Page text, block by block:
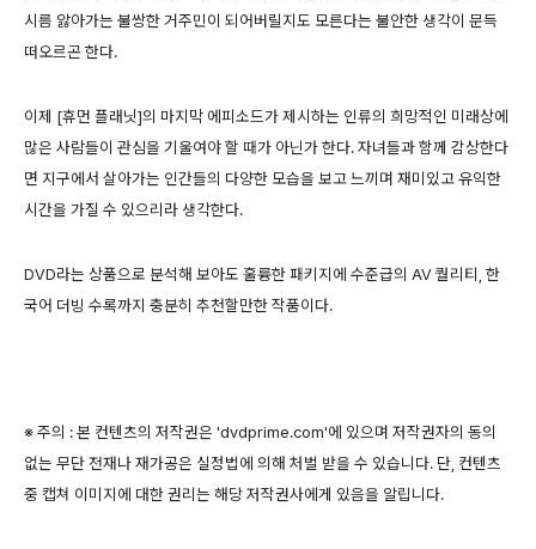
시름 앓아가는 불쌍한 거주민이 되어버릴지도 모른다는 불안한 생각이 문득
떠오르곤 한다.
이제 [휴먼 플래닛]의 마지막 에피소드가 제시하는 인류의 희망적인 미래상에
많은 사람들이 관심을 기울여야 할 때가 아닌가 한다. 자녀들과 함께 감상한다
면 지구에서 살아가는 인간들의 다양한 모습을 보고 느끼며 재미있고 유익한
시간을 가질 수 있으리라 생각한다.
DVD라는 상품으로 분석해 보아도 훌륭한 패키지에 수준급의 AV 퀄리티, 한
국어 더빙 수록까지 충분히 추천할만한 작품이다.
※ 주의 : 본 컨텐츠의 저작권은 'dvdprime.com'에 있으며 저작권자의 동의
없는 무단 전재나 재가공은 실정법에 의해 처벌 받을 수 있습니다. 단, 컨텐츠
중 캡쳐 이미지에 대한 권리는 해당 저작권사에게 있음을 알립니다.